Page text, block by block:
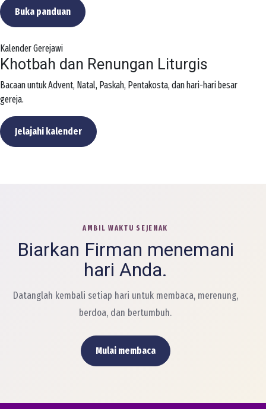
Buka panduan
Kalender Gerejawi
Khotbah dan Renungan Liturgis
Bacaan untuk Advent, Natal, Paskah, Pentakosta, dan hari-hari besar
gereja.
Jelajahi kalender
AMBIL WAKTU SEJENAK
Biarkan Firman menemani
hari Anda.
Datanglah kembali setiap hari untuk membaca, merenung,
berdoa, dan bertumbuh.
Mulai membaca